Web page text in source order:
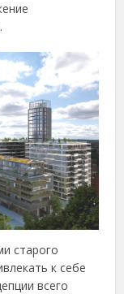
старого
к себе
всего